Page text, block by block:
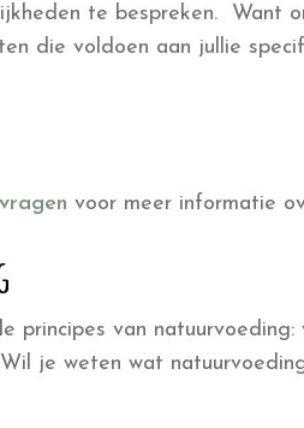
te bespreken. Want
die voldoen aan jullie
voor meer informatie
principes van natuurvoeding:
je weten wat